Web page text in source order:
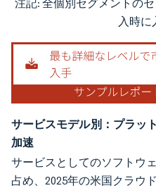
画像 © Mordor Intelligence。再利用
注記: 全個別セグメントの
入時に
サービスモデル別：プラッ
加速
サービスとしてのソフトウ
占め、2025年の米国クラウ